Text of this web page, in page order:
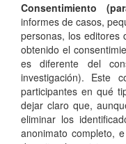
Consentimiento
informes de casos,
personas, los editores
obtenido el
es diferente del
investigación). Este
participantes en qué
dejar claro que,
eliminar los
anonimato completo,